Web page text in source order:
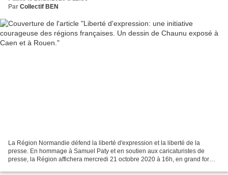
Par Collectif BEN
La Région Normandie défend la liberté d'expression et la liberté de la
presse. En hommage à Samuel Paty et en soutien aux caricaturistes de
presse, la Région affichera mercredi 21 octobre 2020 à 16h, en grand format